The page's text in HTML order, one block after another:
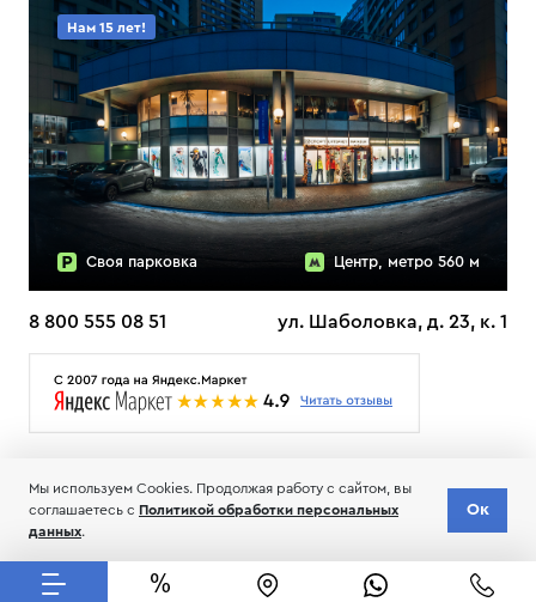
Нам 15 лет!
Своя парковка Центр, метро 560 м
8 800 555 08 51 ул. Шаболовка, д. 23, к. 1
Мы используем Cookies. Продолжая работу с сайтом, вы
соглашаетесь с Политикой обработки персональных
данных.
Ок